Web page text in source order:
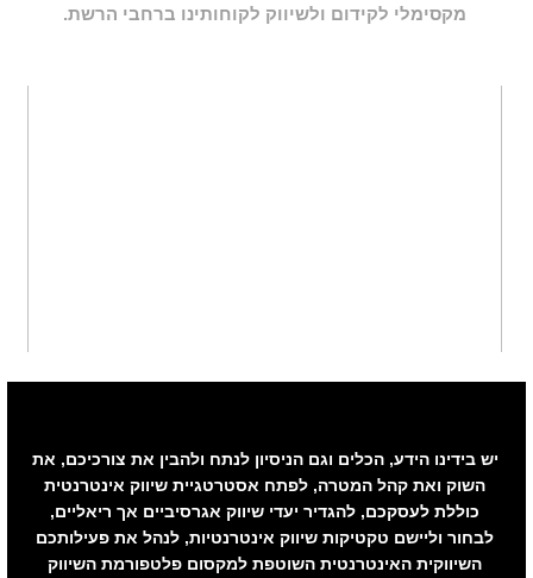
מקסימלי לקידום ולשיווק לקוחותינו ברחבי הרשת.
יש בידינו הידע, הכלים וגם הניסיון לנתח ולהבין את צורכיכם, את
השוק ואת קהל המטרה, לפתח אסטרטגיית שיווק אינטרנטית
כוללת לעסקכם, להגדיר יעדי שיווק אגרסיביים אך ריאליים,
לבחור וליישם טקטיקות שיווק אינטרנטיות, לנהל את פעילותכם
השיווקית האינטרנטית השוטפת למקסום פלטפורמת השיווק